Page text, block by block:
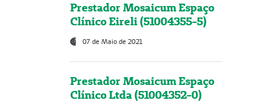
Prestador Mosaicum Espaço
Clínico Eireli (51004355-5)
07 de Maio de 2021
Prestador Mosaicum Espaço
Clínico Ltda (51004352-0)